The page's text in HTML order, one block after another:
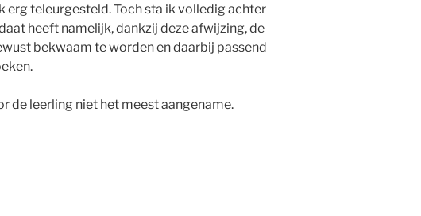
erg teleurgesteld. Toch sta ik volledig achter
heeft namelijk, dankzij deze afwijzing, de
bekwaam te worden en daarbij passend
de leerling niet het meest aangename.